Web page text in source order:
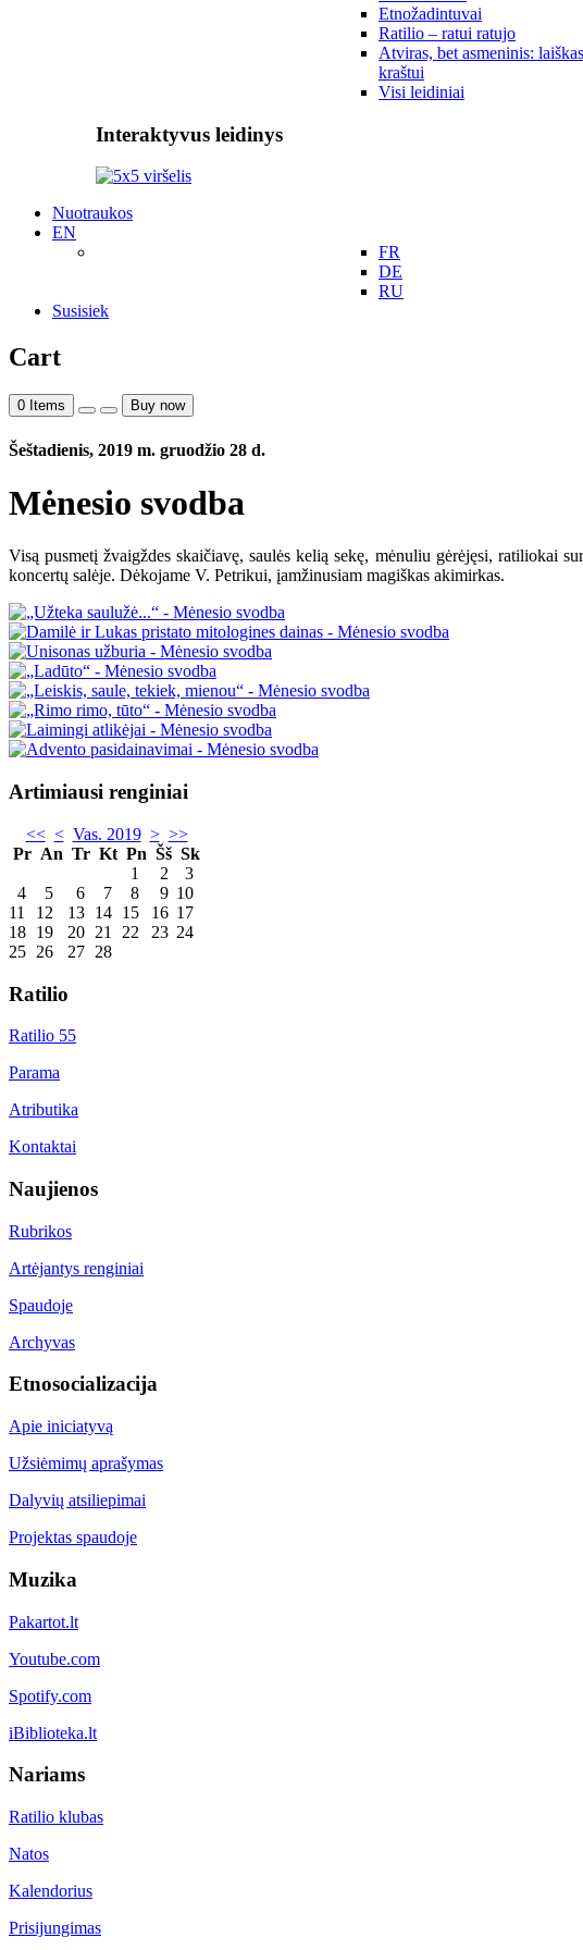
Etnožadintuvai
Ratilio – ratui ratujo
Atviras, bet asmeninis:
kraštui
Visi leidiniai
Interaktyvus leidinys
Nuotraukos
EN
FR
DE
RU
Susisiek
Cart
0 Items Buy now
Šeštadienis, 2019 m. gruodžio 28 d.
Mėnesio svodba
Visą pusmetį žvaigždes skaičiavę, saulės kelią sekę, mėnuliu gėrėjęsi, ratiliokai
koncertų salėje. Dėkojame V. Petrikui, įamžinusiam magiškas akimirkas.
Artimiausi renginiai
<< < Vas. 2019 > >>
Pr An Tr Kt Pn Šš Sk
1
2
3
4
5 6 7 8 9 10
11
12 13 14 15 16 17
18 19 20 21 22 23 24
25 26 27 28
Ratilio
Ratilio 55
Parama
Atributika
Kontaktai
Naujienos
Rubrikos
Artėjantys renginiai
Spaudoje
Archyvas
Etnosocializacija
Apie iniciatyvą
Užsiėmimų aprašymas
Dalyvių atsiliepimai
Projektas spaudoje
Muzika
Pakartot.lt
Youtube.com
Spotify.com
iBiblioteka.lt
Nariams
Ratilio klubas
Natos
Kalendorius
Prisijungimas